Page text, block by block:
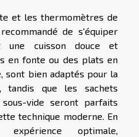
et les thermomètres de
de s'équiper
une cuisson douce et
en fonte ou des plats en
sont bien adaptés pour la
tandis que les sachets
vide seront parfaits
technique moderne. En
optimale,